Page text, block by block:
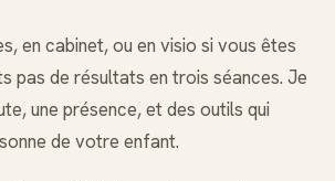
en cabinet, ou en visio si vous êtes
pas de résultats en trois séances. Je
une présence, et des outils qui
de votre enfant.